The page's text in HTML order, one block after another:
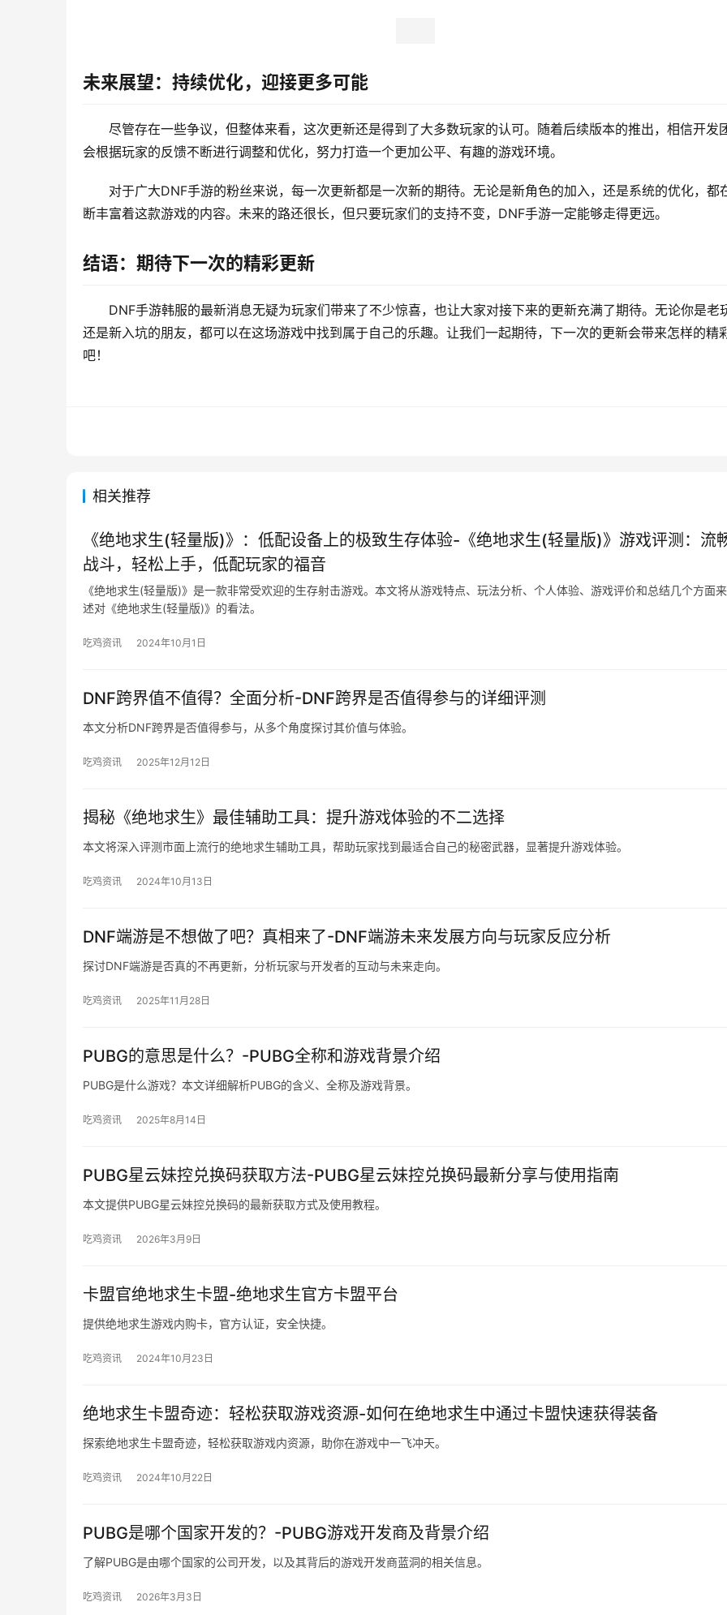
未来展望：持续优化，迎接更多可能
尽管存在一些争议，但整体来看，这次更新还是得到了大多数玩家的认可。随着后续版本的推出，相信开发
会根据玩家的反馈不断进行调整和优化，努力打造一个更加公平、有趣的游戏环境。
对于广大DNF手游的粉丝来说，每一次更新都是一次新的期待。无论是新角色的加入，还是系统的优化，都
断丰富着这款游戏的内容。未来的路还很长，但只要玩家们的支持不变，DNF手游一定能够走得更远。
结语：期待下一次的精彩更新
DNF手游韩服的最新消息无疑为玩家们带来了不少惊喜，也让大家对接下来的更新充满了期待。无论你是老
还是新入坑的朋友，都可以在这场游戏中找到属于自己的乐趣。让我们一起期待，下一次的更新会带来怎样的精
吧！
相关推荐
《绝地求生(轻量版)》：低配设备上的极致生存体验-《绝地求生(轻量版)》游戏评测：流
战斗，轻松上手，低配玩家的福音
《绝地求生(轻量版)》是一款非常受欢迎的生存射击游戏。本文将从游戏特点、玩法分析、个人体验、游戏评价和总结几个方面
述对《绝地求生(轻量版)》的看法。
吃鸡资讯 2024年10月1日
DNF跨界值不值得？全面分析-DNF跨界是否值得参与的详细评测
本文分析DNF跨界是否值得参与，从多个角度探讨其价值与体验。
吃鸡资讯 2025年12月12日
揭秘《绝地求生》最佳辅助工具：提升游戏体验的不二选择
本文将深入评测市面上流行的绝地求生辅助工具，帮助玩家找到最适合自己的秘密武器，显著提升游戏体验。
吃鸡资讯 2024年10月13日
DNF端游是不想做了吧？真相来了-DNF端游未来发展方向与玩家反应分析
探讨DNF端游是否真的不再更新，分析玩家与开发者的互动与未来走向。
吃鸡资讯 2025年11月28日
PUBG的意思是什么？-PUBG全称和游戏背景介绍
PUBG是什么游戏？本文详细解析PUBG的含义、全称及游戏背景。
吃鸡资讯 2025年8月14日
PUBG星云妹控兑换码获取方法-PUBG星云妹控兑换码最新分享与使用指南
本文提供PUBG星云妹控兑换码的最新获取方式及使用教程。
吃鸡资讯 2026年3月9日
卡盟官绝地求生卡盟-绝地求生官方卡盟平台
提供绝地求生游戏内购卡，官方认证，安全快捷。
吃鸡资讯 2024年10月23日
绝地求生卡盟奇迹：轻松获取游戏资源-如何在绝地求生中通过卡盟快速获得装备
探索绝地求生卡盟奇迹，轻松获取游戏内资源，助你在游戏中一飞冲天。
吃鸡资讯 2024年10月22日
PUBG是哪个国家开发的？-PUBG游戏开发商及背景介绍
了解PUBG是由哪个国家的公司开发，以及其背后的游戏开发商蓝洞的相关信息。
吃鸡资讯 2026年3月3日